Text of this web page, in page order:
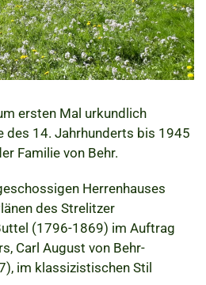
ersten Mal urkundlich
des 14. Jahrhunderts bis 1945
Familie von Behr.
Herrenhauses
des Strelitzer
(1796-1869) im Auftrag
Carl August von Behr-
im klassizistischen Stil